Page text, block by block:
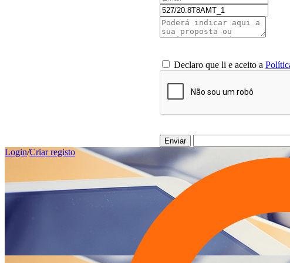
Declaro que li e aceito a
Enviar
Login/Criar registo